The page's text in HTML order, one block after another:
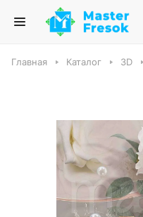
Главная Каталог 3D